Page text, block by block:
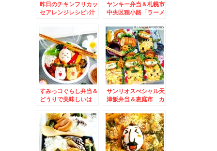
昨日のチキンフリカッ
セアレンジレシピ♪汁
レシピ♪
ヤンキー弁当＆札幌市
中央区狸小路「ラーメ
メン山岡家」「煮干し
ラーメン山岡家」ちょ
っと外れて「餃子の山
岡家」山岡家さん三昧
(*´艸`*)
すみっコぐらし弁当＆
どうりで美味しいは
トカップ麺がスガキヤ
さん製造だった！！！
(*´艸`*)
サンリオスぺシャル天
津飯弁当＆恵庭市 カ
心なごみまくる～(*
´艸`*)